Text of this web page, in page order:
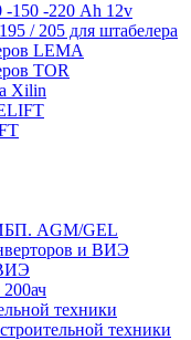
-150 -220 Ah 12v
/ 205 для штабелера
LEMA
TOR
Xilin
AGM/GEL
и ВИЭ
техники
техники